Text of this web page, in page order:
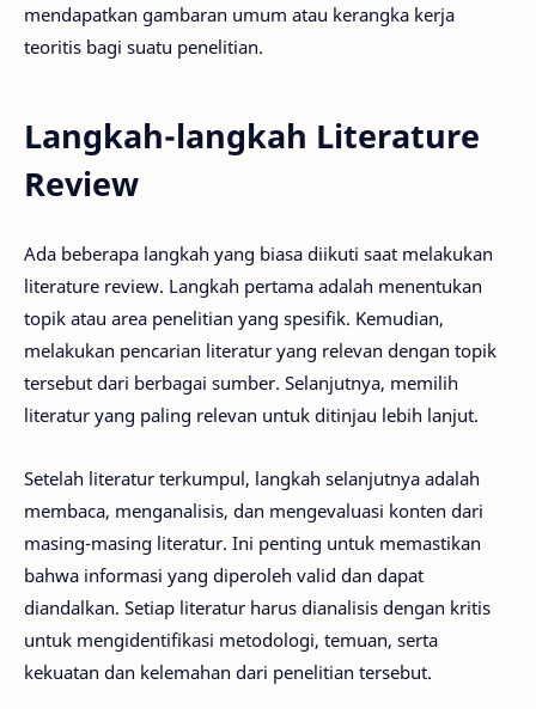
mendapatkan gambaran umum atau kerangka kerja
teoritis bagi suatu penelitian.
Langkah-langkah Literature
Review
Ada beberapa langkah yang biasa diikuti saat melakukan
literature review. Langkah pertama adalah menentukan
topik atau area penelitian yang spesifik. Kemudian,
melakukan pencarian literatur yang relevan dengan topik
tersebut dari berbagai sumber. Selanjutnya, memilih
literatur yang paling relevan untuk ditinjau lebih lanjut.
Setelah literatur terkumpul, langkah selanjutnya adalah
membaca, menganalisis, dan mengevaluasi konten dari
masing-masing literatur. Ini penting untuk memastikan
bahwa informasi yang diperoleh valid dan dapat
diandalkan. Setiap literatur harus dianalisis dengan kritis
untuk mengidentifikasi metodologi, temuan, serta
kekuatan dan kelemahan dari penelitian tersebut.